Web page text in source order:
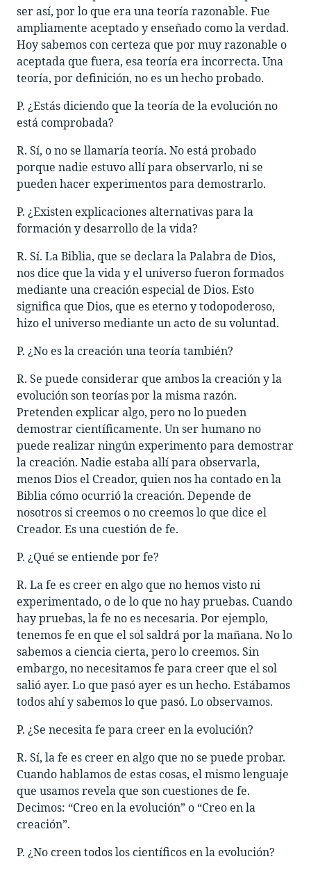
ser así, por lo que era una teoría razonable. Fue
ampliamente aceptado y enseñado como la verdad.
Hoy sabemos con certeza que por muy razonable o
aceptada que fuera, esa teoría era incorrecta. Una
teoría, por definición, no es un hecho probado.
P. ¿Estás diciendo que la teoría de la evolución no
está comprobada?
R. Sí, o no se llamaría teoría. No está probado
porque nadie estuvo allí para observarlo, ni se
pueden hacer experimentos para demostrarlo.
P. ¿Existen explicaciones alternativas para la
formación y desarrollo de la vida?
R. Sí. La Biblia, que se declara la Palabra de Dios,
nos dice que la vida y el universo fueron formados
mediante una creación especial de Dios. Esto
significa que Dios, que es eterno y todopoderoso,
hizo el universo mediante un acto de su voluntad.
P. ¿No es la creación una teoría también?
R. Se puede considerar que ambos la creación y la
evolución son teorías por la misma razón.
Pretenden explicar algo, pero no lo pueden
demostrar científicamente. Un ser humano no
puede realizar ningún experimento para demostrar
la creación. Nadie estaba allí para observarla,
menos Dios el Creador, quien nos ha contado en la
Biblia cómo ocurrió la creación. Depende de
nosotros si creemos o no creemos lo que dice el
Creador. Es una cuestión de fe.
P. ¿Qué se entiende por fe?
R. La fe es creer en algo que no hemos visto ni
experimentado, o de lo que no hay pruebas. Cuando
hay pruebas, la fe no es necesaria. Por ejemplo,
tenemos fe en que el sol saldrá por la mañana. No lo
sabemos a ciencia cierta, pero lo creemos. Sin
embargo, no necesitamos fe para creer que el sol
salió ayer. Lo que pasó ayer es un hecho. Estábamos
todos ahí y sabemos lo que pasó. Lo observamos.
P. ¿Se necesita fe para creer en la evolución?
R. Sí, la fe es creer en algo que no se puede probar.
Cuando hablamos de estas cosas, el mismo lenguaje
que usamos revela que son cuestiones de fe.
Decimos: “Creo en la evolución” o “Creo en la
creación”.
P. ¿No creen todos los científicos en la evolución?